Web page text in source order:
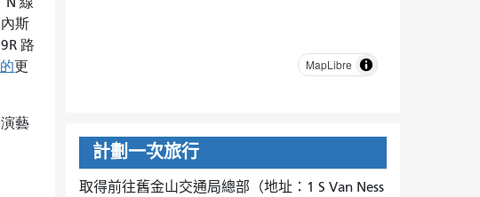
斯
路
更
藝
MapLibre
計劃一次旅行
取得前往舊金山交通局總部（地址：1 S Van Ness